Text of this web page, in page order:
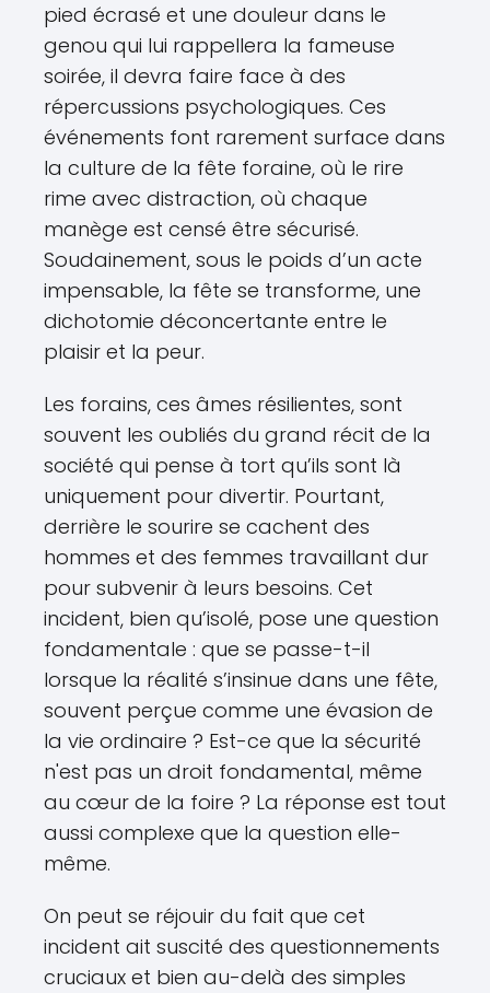
pied écrasé et une douleur dans le
genou qui lui rappellera la fameuse
soirée, il devra faire face à des
répercussions psychologiques. Ces
événements font rarement surface dans
la culture de la fête foraine, où le rire
rime avec distraction, où chaque
manège est censé être sécurisé.
Soudainement, sous le poids d’un acte
impensable, la fête se transforme, une
dichotomie déconcertante entre le
plaisir et la peur.
Les forains, ces âmes résilientes, sont
souvent les oubliés du grand récit de la
société qui pense à tort qu’ils sont là
uniquement pour divertir. Pourtant,
derrière le sourire se cachent des
hommes et des femmes travaillant dur
pour subvenir à leurs besoins. Cet
incident, bien qu’isolé, pose une question
fondamentale : que se passe-t-il
lorsque la réalité s’insinue dans une fête,
souvent perçue comme une évasion de
la vie ordinaire ? Est-ce que la sécurité
n'est pas un droit fondamental, même
au cœur de la foire ? La réponse est tout
aussi complexe que la question elle-
même.
On peut se réjouir du fait que cet
incident ait suscité des questionnements
cruciaux et bien au-delà des simples